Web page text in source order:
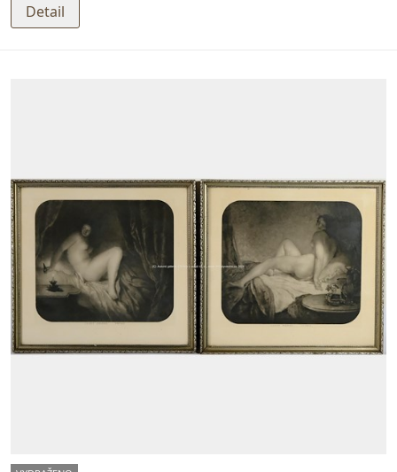
Detail